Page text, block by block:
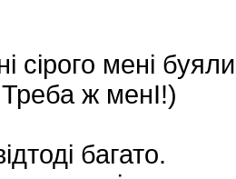
сірого мені
ж менІ!)
багато.